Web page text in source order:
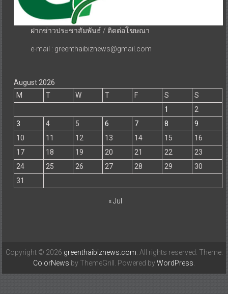
ฝากข่าวประชาสัมพันธ์ / ติดต่อโฆษณา
e-mail : greenthaibiznews@gmail.com
August 2026
M
T W T F S
S
1
2
3
4 5 6 7 8
9
10
11 12 13 14 15
16
17
18 19 20 21 22
23
24
25 26 27 28 29
30
31
« Jul
Copyright © 2026 greenthaibiznews.com . All rights reserved. Theme:
ColorNews by ThemeGrill. Powered byWordPress